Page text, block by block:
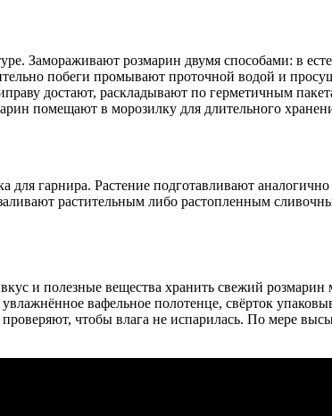
Замораживают розмарин двумя способами: в
побеги промывают проточной водой и
достают, раскладывают по герметичным
помещают в морозилку для длительного
для гарнира. Растение подготавливают
растительным либо растопленным
и полезные вещества хранить свежий
вафельное полотенце, свёрток
чтобы влага не испарилась. По мере